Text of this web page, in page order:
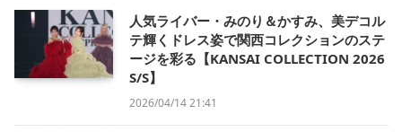
人気ライバー・みのり＆かすみ、美デコル
テ輝くドレス姿で関西コレクションのステ
ージを彩る【KANSAI COLLECTION 2026
S/S】
2026/04/14 21:41